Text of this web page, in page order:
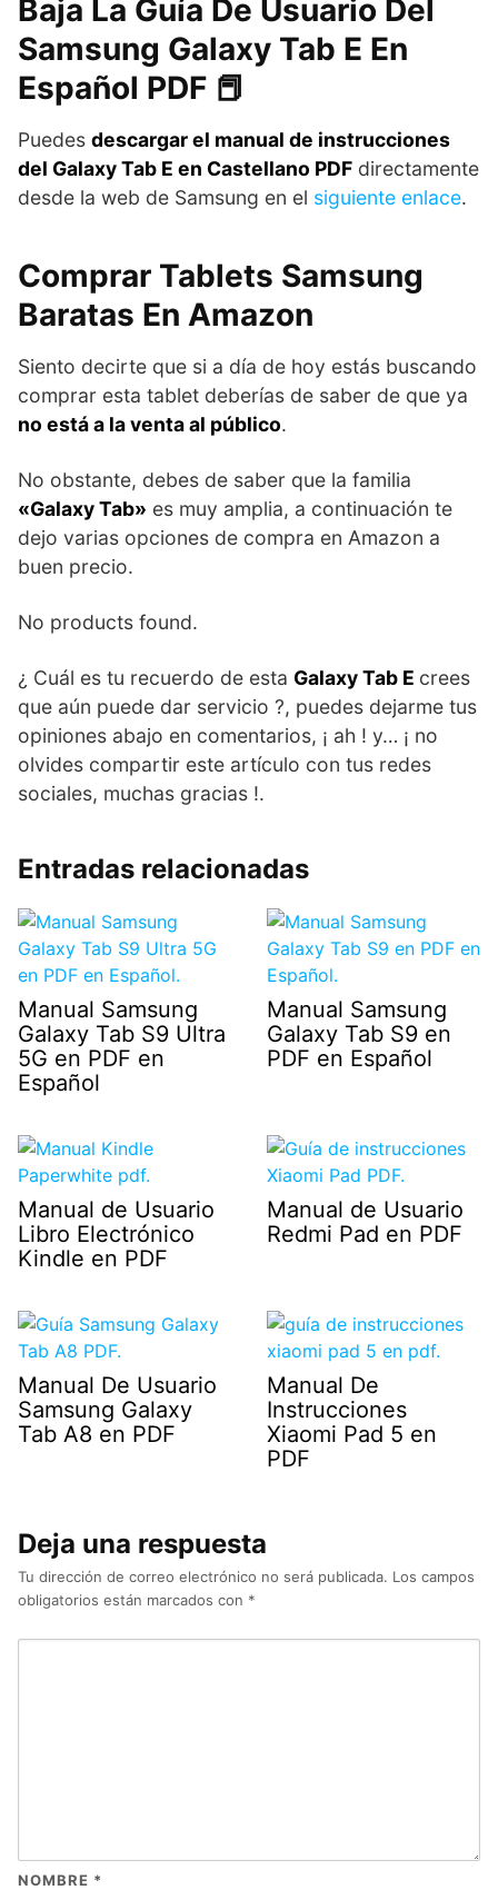
Baja La Guía De Usuario Del
Samsung Galaxy Tab E En
Español PDF 📕
Puedes descargar el manual de instrucciones
del Galaxy Tab E en Castellano PDF directamente
desde la web de Samsung en el siguiente enlace.
Comprar Tablets Samsung
Baratas En Amazon
Siento decirte que si a día de hoy estás buscando
comprar esta tablet deberías de saber de que ya
no está a la venta al público.
No obstante, debes de saber que la familia
«Galaxy Tab» es muy amplia, a continuación te
dejo varias opciones de compra en Amazon a
buen precio.
No products found.
¿ Cuál es tu recuerdo de esta Galaxy Tab E crees
que aún puede dar servicio ?, puedes dejarme tus
opiniones abajo en comentarios, ¡ ah ! y… ¡ no
olvides compartir este artículo con tus redes
sociales, muchas gracias !.
Entradas relacionadas
Manual Samsung
Galaxy Tab S9 Ultra
5G en PDF en
Español
Manual Samsung
Galaxy Tab S9 en
PDF en Español
Manual de Usuario
Libro Electrónico
Kindle en PDF
Manual de Usuario
Redmi Pad en PDF
Manual De Usuario
Samsung Galaxy
Tab A8 en PDF
Manual De
Instrucciones
Xiaomi Pad 5 en
PDF
Deja una respuesta
Tu dirección de correo electrónico no será publicada. Los campos
obligatorios están marcados con *
NOMBRE *